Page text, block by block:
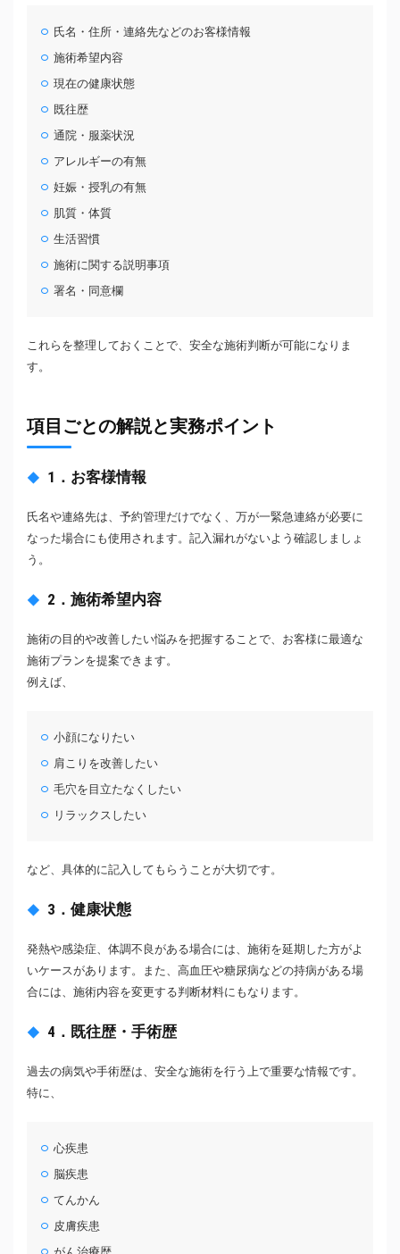
氏名・住所・連絡先などのお客様情報
施術希望内容
現在の健康状態
既往歴
通院・服薬状況
アレルギーの有無
妊娠・授乳の有無
肌質・体質
生活習慣
施術に関する説明事項
署名・同意欄
これらを整理しておくことで、安全な施術判断が可能になりま
す。
項目ごとの解説と実務ポイント
1．お客様情報
氏名や連絡先は、予約管理だけでなく、万が一緊急連絡が必要に
なった場合にも使用されます。記入漏れがないよう確認しましょ
う。
2．施術希望内容
施術の目的や改善したい悩みを把握することで、お客様に最適な
施術プランを提案できます。
例えば、
小顔になりたい
肩こりを改善したい
毛穴を目立たなくしたい
リラックスしたい
など、具体的に記入してもらうことが大切です。
3．健康状態
発熱や感染症、体調不良がある場合には、施術を延期した方がよ
いケースがあります。また、高血圧や糖尿病などの持病がある場
合には、施術内容を変更する判断材料にもなります。
4．既往歴・手術歴
過去の病気や手術歴は、安全な施術を行う上で重要な情報です。
特に、
心疾患
脳疾患
てんかん
皮膚疾患